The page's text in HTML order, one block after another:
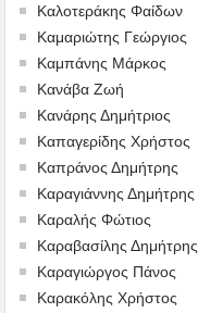
Καλοτεράκης Φαίδων
Καμαριώτης Γεώργιος
Καμπάνης Μάρκος
Κανάβα Ζωή
Κανάρης Δημήτριος
Καπαγερίδης Χρήστος
Καπράνος Δημήτρης
Καραγιάννης Δημήτρης
Καραλής Φώτιος
Καραβασίλης Δημήτρης
Καραγιώργος Πάνος
Καρακόλης Χρήστος